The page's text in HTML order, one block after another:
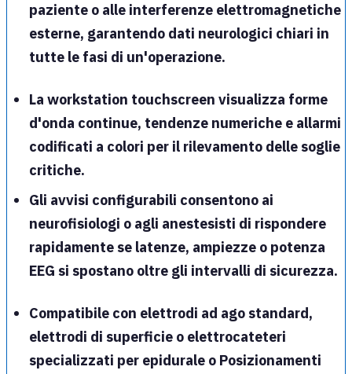
paziente o alle interferenze elettromagnetiche
esterne, garantendo dati neurologici chiari in
tutte le fasi di un'operazione.
La workstation touchscreen visualizza forme
d'onda continue, tendenze numeriche e allarmi
codificati a colori per il rilevamento delle soglie
critiche.
Gli avvisi configurabili consentono ai
neurofisiologi o agli anestesisti di rispondere
rapidamente se latenze, ampiezze o potenza
EEG si spostano oltre gli intervalli di sicurezza.
Compatibile con elettrodi ad ago standard,
elettrodi di superficie o elettrocateteri
specializzati per epidurale o Posizionamenti